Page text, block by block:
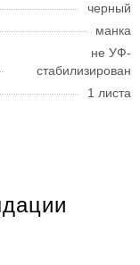
черный
манка
не УФ-
стабилизирован
1 листа